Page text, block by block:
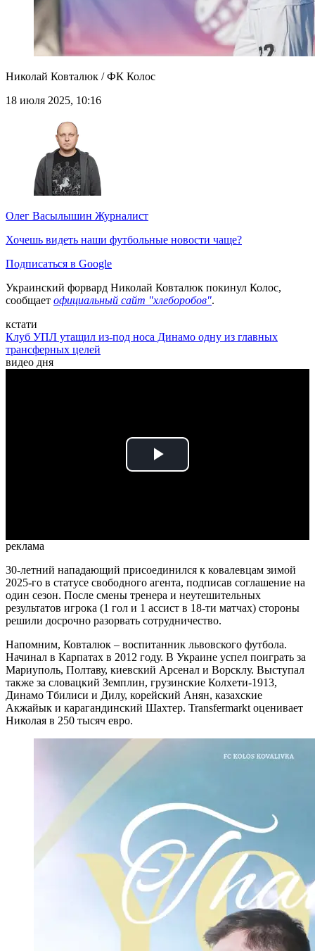
Николай Ковталюк / ФК Колос
18 июля 2025, 10:16
Олег Васылышин Журналист
Хочешь видеть наши футбольные новости чаще?
Подписаться в Google
Украинский форвард Николай Ковталюк покинул Колос,
сообщает официальный сайт "хлеборобов".
кстати
Клуб УПЛ утащил из-под носа Динамо одну из главных
трансферных целей
видео дня
Play
реклама
30-летний нападающий присоединился к ковалевцам зимой
2025-го в статусе свободного агента, подписав соглашение на
один сезон. После смены тренера и неутешительных
результатов игрока (1 гол и 1 ассист в 18-ти матчах) стороны
решили досрочно разорвать сотрудничество.
Напомним, Ковталюк – воспитанник львовского футбола.
Начинал в Карпатах в 2012 году. В Украине успел поиграть за
Мариуполь, Полтаву, киевский Арсенал и Ворсклу. Выступал
также за словацкий Земплин, грузинские Колхети-1913,
Динамо Тбилиси и Дилу, корейский Анян, казахские
Акжайык и карагандинский Шахтер. Transfermarkt оценивает
Николая в 250 тысяч евро.